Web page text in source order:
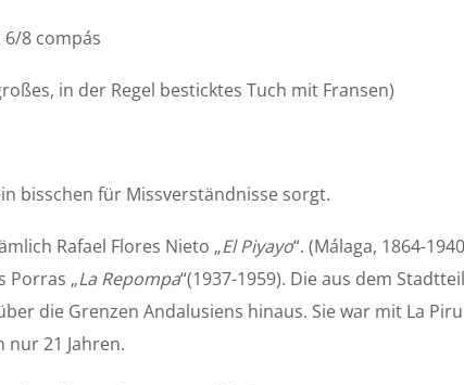
8 compás
in der Regel besticktes Tuch mit Fransen)
bisschen für Missverständnisse sorgt.
Rafael Flores Nieto „El Piyayo“. (Málaga, 1864-
Porras „La Repompa“(1937-1959). Die aus dem
die Grenzen Andalusiens hinaus. Sie war mit La
21 Jahren.